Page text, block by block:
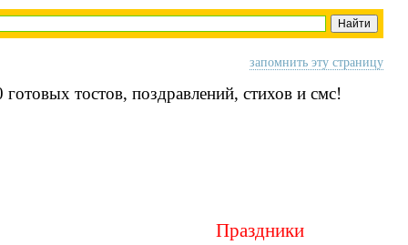
запомнить эту страницу
тостов, поздравлений, стихов и смс!
Праздники